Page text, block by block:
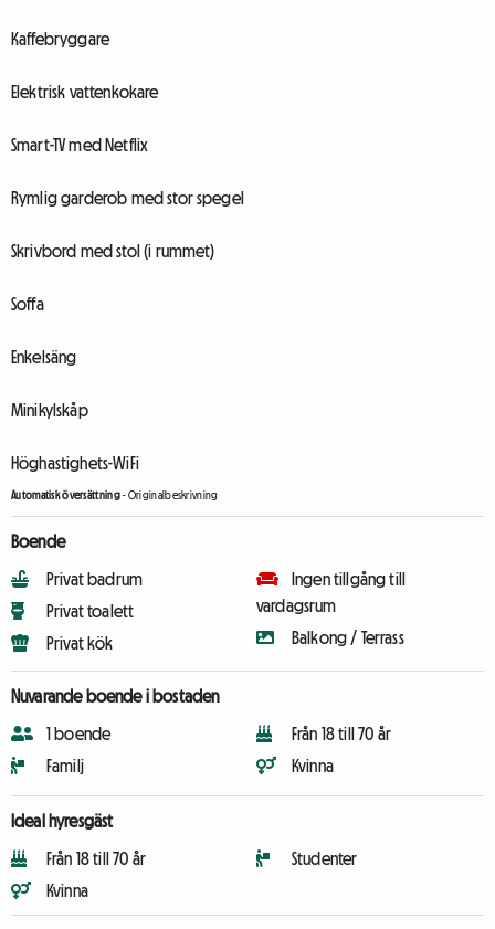
Kaffebryggare
Elektrisk vattenkokare
Smart-TV med Netflix
Rymlig garderob med stor spegel
Skrivbord med stol (i rummet)
Soffa
Enkelsäng
Minikylskåp
Höghastighets-WiFi
Automatisk översättning-Originalbeskrivning
Boende
Privat badrum
Privat toalett
Privat kök
Ingen tillgång till
vardagsrum
Balkong / Terrass
Nuvarande boende i bostaden
1 boende
Familj
Från 18 till 70 år
Kvinna
Ideal hyresgäst
Från 18 till 70 år
Kvinna
Studenter